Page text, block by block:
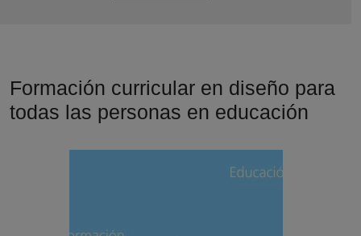
Formación curricular en diseño para
todas las personas en educación